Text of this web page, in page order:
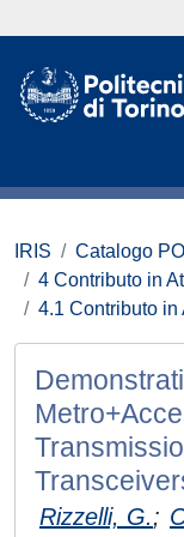
IRIS
Catalogo
4 Contributo in
4.1 Contributo in
Rizzelli, G.;